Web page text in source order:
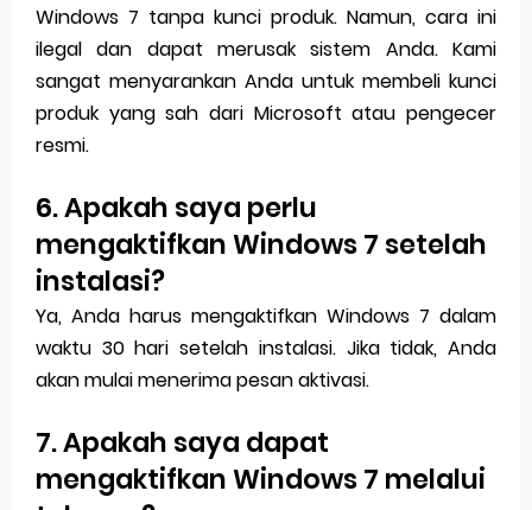
Windows 7 tanpa kunci produk. Namun, cara ini
ilegal dan dapat merusak sistem Anda. Kami
sangat menyarankan Anda untuk membeli kunci
produk yang sah dari Microsoft atau pengecer
resmi.
6. Apakah saya perlu
mengaktifkan Windows 7 setelah
instalasi?
Ya, Anda harus mengaktifkan Windows 7 dalam
waktu 30 hari setelah instalasi. Jika tidak, Anda
akan mulai menerima pesan aktivasi.
7. Apakah saya dapat
mengaktifkan Windows 7 melalui